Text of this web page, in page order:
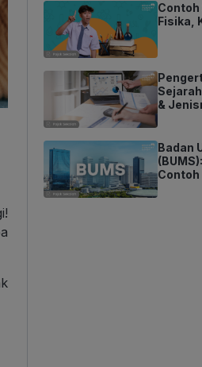
Contoh
Fisika,
&
Badan
Contoh